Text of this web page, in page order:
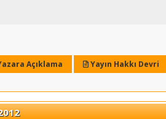
Açıklama Yayın Hakkı Devri